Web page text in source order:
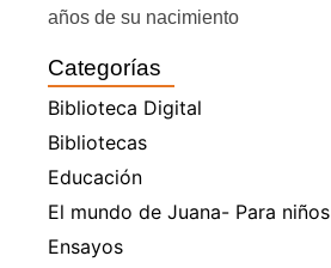
años de su nacimiento
Categorías
Biblioteca Digital
Bibliotecas
Educación
El mundo de Juana- Para niños
Ensayos